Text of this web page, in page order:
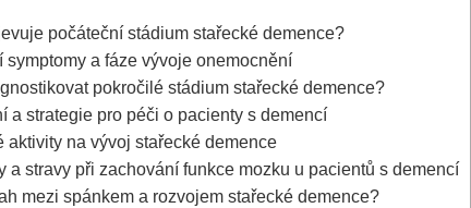
počáteční stádium stařecké demence?
symptomy a fáze vývoje onemocnění
pokročilé stádium stařecké demence?
a strategie pro péči o pacienty s demencí
aktivity na vývoj stařecké demence
a stravy při zachování funkce mozku u pacientů s demencí
mezi spánkem a rozvojem stařecké demence?